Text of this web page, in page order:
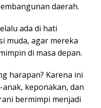
daerah.
ada di hati
muda, agar mereka
di masa depan.
harapan? Karena ini
keponakan, dan
bermimpi menjadi